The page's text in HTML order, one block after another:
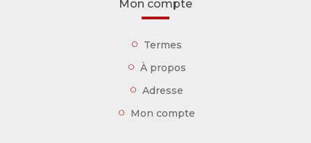
Mon compte
Termes
À propos
Adresse
Mon compte